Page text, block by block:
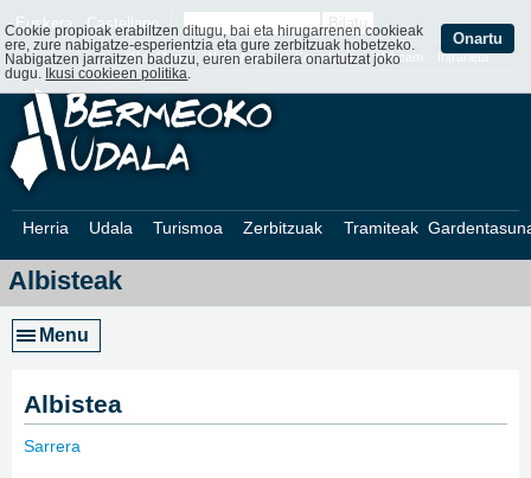
Euskera Castellano
Web Mapa Web ofizialak Kontaktatu Webcam Intraneta
Herria Udala Turismoa Zerbitzuak Tramiteak
Albisteak
Menu
Albistea
Sarrera
Onartu
Cookie propioak erabiltzen ditugu, bai eta hirugarrenen cookieak
ere, zure nabigatze-esperientzia eta gure zerbitzuak hobetzeko.
Nabigatzen jarraitzen baduzu, euren erabilera onartutzat joko
dugu.
Ikusi cookieen politika